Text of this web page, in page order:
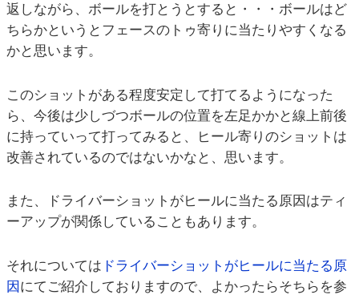
返しながら、ボールを打とうとすると・・・ボールはど
ちらかというとフェースのトゥ寄りに当たりやすくなる
かと思います。
このショットがある程度安定して打てるようになった
ら、今後は少しづつボールの位置を左足かかと線上前後
に持っていって打ってみると、ヒール寄りのショットは
改善されているのではないかなと、思います。
また、ドライバーショットがヒールに当たる原因はティ
ーアップが関係していることもあります。
それについては ドライバーショットがヒールに当たる原
因 にてご紹介しておりますので、よかったらそちらを参